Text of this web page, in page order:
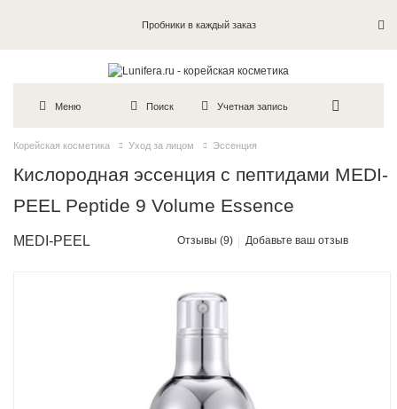
Пробники в каждый заказ
Меню Поиск Учетная запись
Корейская косметика Уход за лицом Эссенция
Кислородная эссенция с пептидами MEDI-
PEEL Peptide 9 Volume Essence
MEDI-PEEL Отзывы (9) Добавьте ваш отзыв